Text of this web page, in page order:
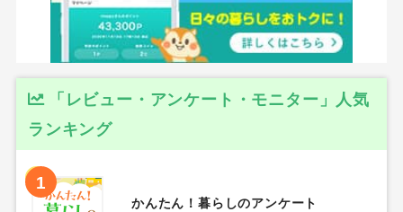
「レビュー・アンケート・モニター」人気
ランキング
1
かんたん！暮らしのアンケート